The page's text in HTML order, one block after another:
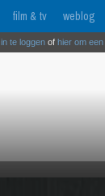
film & tv weblog
te loggen of hier om